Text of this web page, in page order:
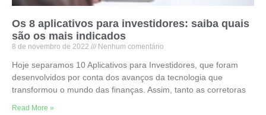
Os 8 aplicativos para investidores: saiba quais
são os mais indicados
8 de novembro de 2022 Nenhum comentário
Hoje separamos 10 Aplicativos para Investidores, que foram
desenvolvidos por conta dos avanços da tecnologia que
transformou o mundo das finanças. Assim, tanto as corretoras
Read More »